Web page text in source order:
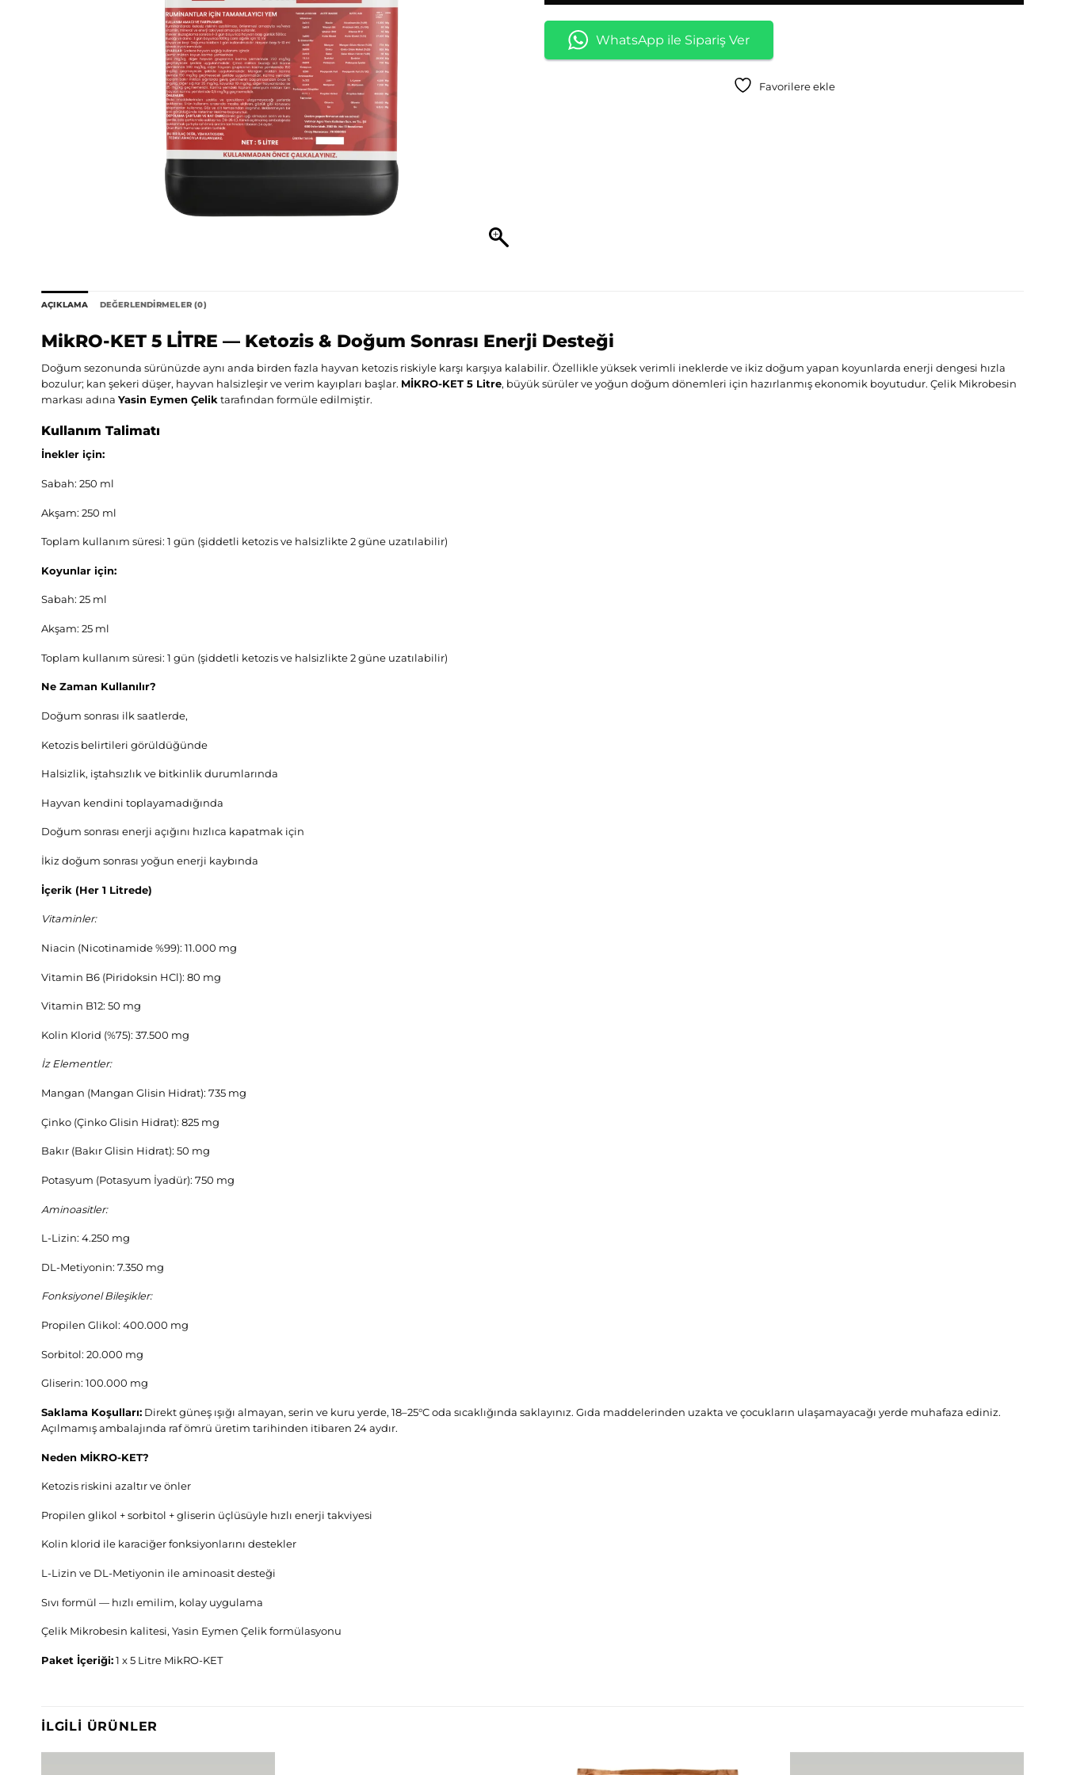
WhatsApp ile Sipariş Ver
Favorilere ekle
AÇIKLAMA DEĞERLENDIRMELER (0)
MikRO-KET 5 LİTRE — Ketozis & Doğum Sonrası Enerji Desteği
Doğum sezonunda sürünüzde aynı anda birden fazla hayvan ketozis riskiyle karşı karşıya kalabilir. Özellikle yüksek verimli ineklerde ve ikiz doğum yapan koyunlarda enerji dengesi hızla
bozulur; kan şekeri düşer, hayvan halsizleşir ve verim kayıpları başlar. MİKRO-KET 5 Litre, büyük sürüler ve yoğun doğum dönemleri için hazırlanmış ekonomik boyutudur. Çelik Mikrobesin
markası adına Yasin Eymen Çelik tarafından formüle edilmiştir.
Kullanım Talimatı
İnekler için:
Sabah: 250 ml
Akşam: 250 ml
Toplam kullanım süresi: 1 gün (şiddetli ketozis ve halsizlikte 2 güne uzatılabilir)
Koyunlar için:
Sabah: 25 ml
Akşam: 25 ml
Toplam kullanım süresi: 1 gün (şiddetli ketozis ve halsizlikte 2 güne uzatılabilir)
Ne Zaman Kullanılır?
Doğum sonrası ilk saatlerde,
Ketozis belirtileri görüldüğünde
Halsizlik, iştahsızlık ve bitkinlik durumlarında
Hayvan kendini toplayamadığında
Doğum sonrası enerji açığını hızlıca kapatmak için
İkiz doğum sonrası yoğun enerji kaybında
İçerik (Her 1 Litrede)
Vitaminler:
Niacin (Nicotinamide %99): 11.000 mg
Vitamin B6 (Piridoksin HCl): 80 mg
Vitamin B12: 50 mg
Kolin Klorid (%75): 37.500 mg
İz Elementler:
Mangan (Mangan Glisin Hidrat): 735 mg
Çinko (Çinko Glisin Hidrat): 825 mg
Bakır (Bakır Glisin Hidrat): 50 mg
Potasyum (Potasyum İyadür): 750 mg
Aminoasitler:
L-Lizin: 4.250 mg
DL-Metiyonin: 7.350 mg
Fonksiyonel Bileşikler:
Propilen Glikol: 400.000 mg
Sorbitol: 20.000 mg
Gliserin: 100.000 mg
Saklama Koşulları: Direkt güneş ışığı almayan, serin ve kuru yerde, 18–25°C oda sıcaklığında saklayınız. Gıda maddelerinden uzakta ve çocukların ulaşamayacağı yerde muhafaza ediniz.
Açılmamış ambalajında raf ömrü üretim tarihinden itibaren 24 aydır.
Neden MİKRO-KET?
Ketozis riskini azaltır ve önler
Propilen glikol + sorbitol + gliserin üçlüsüyle hızlı enerji takviyesi
Kolin klorid ile karaciğer fonksiyonlarını destekler
L-Lizin ve DL-Metiyonin ile aminoasit desteği
Sıvı formül — hızlı emilim, kolay uygulama
Çelik Mikrobesin kalitesi, Yasin Eymen Çelik formülasyonu
Paket İçeriği: 1 x 5 Litre MikRO-KET
İLGILI ÜRÜNLER